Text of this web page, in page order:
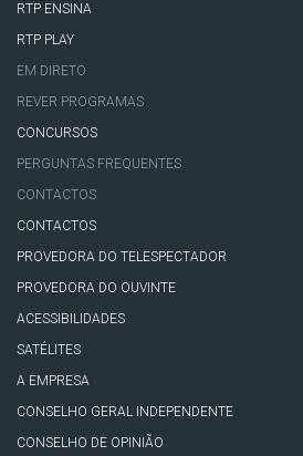
RTP ENSINA
RTP PLAY
EM DIRETO
REVER PROGRAMAS
CONCURSOS
PERGUNTAS FREQUENTES
CONTACTOS
CONTACTOS
PROVEDORA DO TELESPECTADOR
PROVEDORA DO OUVINTE
ACESSIBILIDADES
SATÉLITES
A EMPRESA
CONSELHO GERAL INDEPENDENTE
CONSELHO DE OPINIÃO